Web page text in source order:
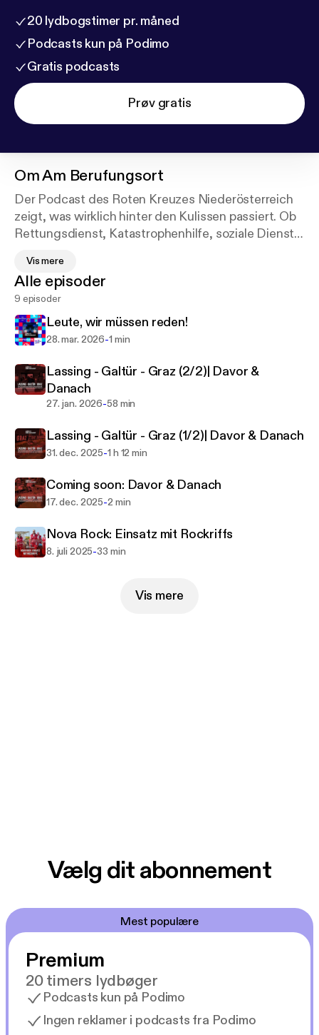
20 lydbogstimer pr. måned
Podcasts kun på Podimo
Gratis podcasts
Prøv gratis
OmAm Berufungsort
Der Podcast des Roten Kreuzes Niederösterreich
zeigt, was wirklich hinter den Kulissen passiert. Ob
Rettungsdienst, Katastrophenhilfe, soziale Dienste
jede Folge nimmt dich mit zu den spannendsten
Einsätzen und Projekten. Mit authentischen Vor-
Ort-Reportagen und Interviews liefert der Podcast
exklusive Einblicke in eine Arbeit, die zählt.
Vis mere
Alle episoder
9 episoder
Leute, wir müssen reden!
28. mar. 2026-1 min
Lassing - Galtür - Graz (2/2)| Davor &
Danach
27. jan. 2026-58 min
Lassing - Galtür - Graz (1/2)| Davor & Danach
31. dec. 2025-1 h 12 min
Coming soon: Davor & Danach
17. dec. 2025-2 min
Nova Rock: Einsatz mit Rockriffs
8. juli 2025-33 min
Vis mere
Vælg dit abonnement
Mest populære
Premium
20 timers lydbøger
Podcasts kun på Podimo
Ingen reklamer i podcasts fra Podimo